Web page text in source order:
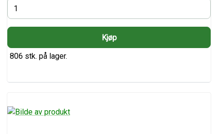
806 stk. på lager.